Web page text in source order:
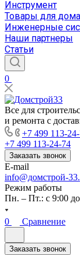
Инструмент
Товары для дома
Инженерные
Наши партнеры
Статьи
0
Все для
и ремонта с
+7 499 113-
+7 499 113-24-74
Заказать звонок
E-mail
info@домстрой-
Режим работы
Пн. – Пт.: с 9:00
0 Сравнение
Заказать звонок